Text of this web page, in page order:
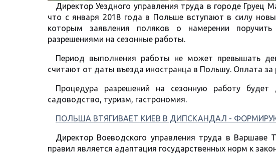
Директор Уездного управления труда в городе
что с января 2018 года в Польше вступают в силу
которым заявления поляков о намерении
разрешениями на сезонные работы.
Период выполнения работы не может превышать
считают от даты въезда иностранца в Польшу. Оплата за
Процедура разрешений на сезонную работу будет
садоводство, туризм, гастрономия.
ПОЛЬША ВТЯГИВАЕТ КИЕВ В ДИПСКАНДАЛ -
Директор Воеводского управления труда в
правил является адаптация государственных норм к